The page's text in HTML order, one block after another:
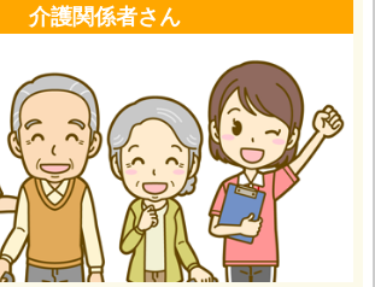
介護関係者さん